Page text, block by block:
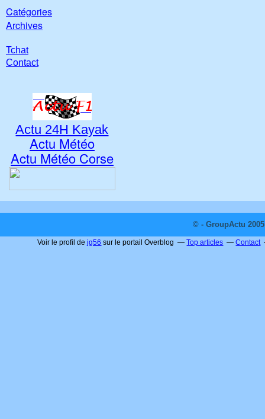
Catégories
Archives
Tchat
Contact
Actu 24H Kayak
Actu Météo
Actu Météo Corse
© - GroupActu
Voir le profil dejg56 sur le portail Overblog Top articles Contact